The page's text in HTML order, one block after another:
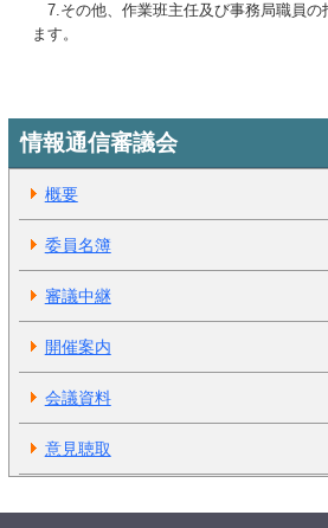
7.その他、作業班主任及び事務局職員の
ます。
情報通信審議会
概要
委員名簿
審議中継
開催案内
会議資料
意見聴取